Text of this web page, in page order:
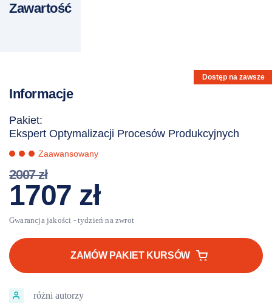
Zawartość
Dostęp na zawsze
Informacje
Pakiet:
Ekspert Optymalizacji Procesów Produkcyjnych
Zaawansowany
2007zł
Pierwotna
cena
wynosiła:
2007 zł.
1707 złAktualna
cena
wynosi:
ZAMÓW PAKIET KURSÓW
różni autorzy